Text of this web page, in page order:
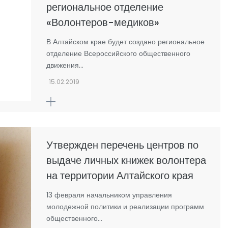
региональное отделение
«Волонтеров-медиков»
В Алтайском крае будет создано региональное
отделение Всероссийского общественного
движения…
15.02.2019
Утвержден перечень центров по
выдаче личных книжек волонтера
на территории Алтайского края
13 февраля начальником управления
молодежной политики и реализации программ
общественного…